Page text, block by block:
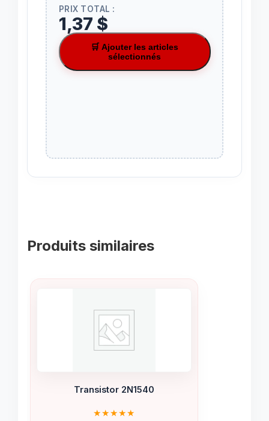
PRIX TOTAL :
1,37 $
🛒 Ajouter les articles
sélectionnés
Produits similaires
Transistor 2N1540